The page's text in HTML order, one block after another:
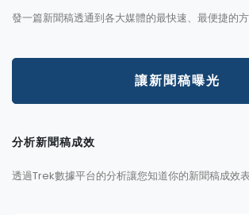
發一篇新聞稿透通到各大媒體的最快速、最便捷的方
讓新聞稿曝光
分析新聞稿成效
透過Trek數據平台的分析讓您知道你的新聞稿成效